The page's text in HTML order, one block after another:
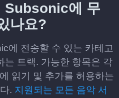
Subsonic에 무
나요?
에 전송할 수 있는 카테고
는 트랙. 가능한 항목은 각
읽기 및 추가를 허용하는
. 지원되는 모든 음악 서